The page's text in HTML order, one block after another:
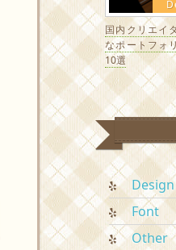
国内クリエイ
なポートフォ
10選
Design
Font
Other